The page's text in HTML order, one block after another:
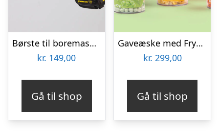
Børste til boremaskine 3-pak – Wibbri
kr. 149,00
Gå til shop
Gaveæske med Frysetørrede Grøntsager
kr. 299,00
Gå til shop